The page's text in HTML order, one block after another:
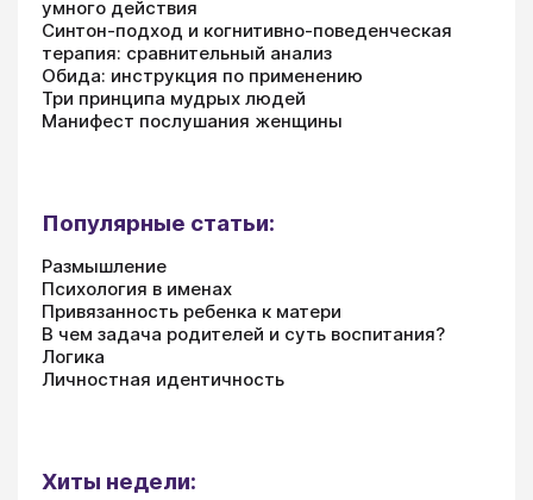
умного действия
Синтон-подход и когнитивно-поведенческая
терапия: сравнительный анализ
Обида: инструкция по применению
Три принципа мудрых людей
Манифест послушания женщины
Популярные статьи:
Размышление
Психология в именах
Привязанность ребенка к матери
В чем задача родителей и суть воспитания?
Логика
Личностная идентичность
Хиты недели: